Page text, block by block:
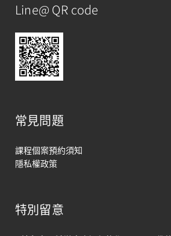
Line@ QR code
常見問題
課程個案預約須知
隱私權政策
特別留意